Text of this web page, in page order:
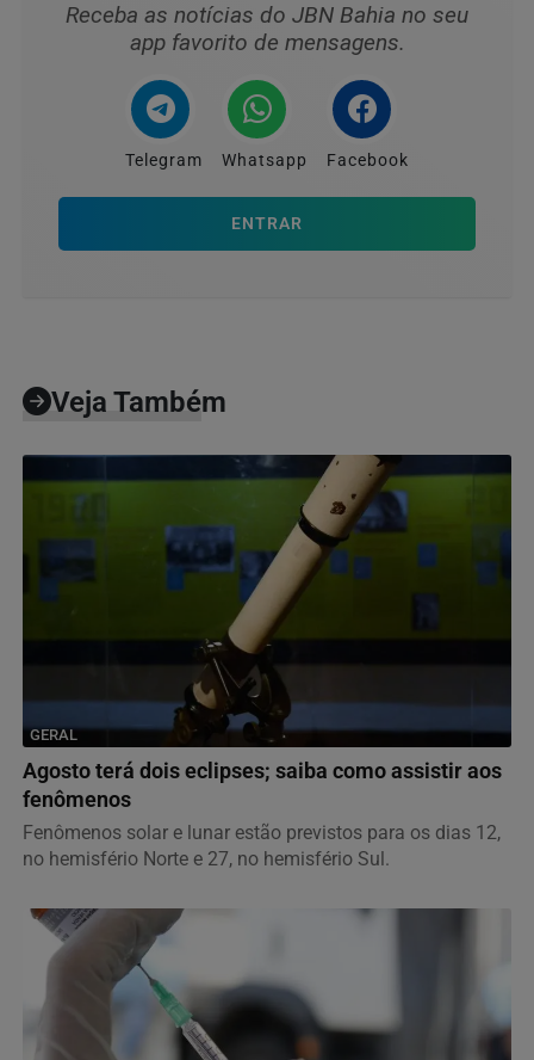
Receba as notícias do JBN Bahia no seu
app favorito de mensagens.
Telegram Whatsapp Facebook
ENTRAR
Veja Também
GERAL
Agosto terá dois eclipses; saiba como assistir aos
fenômenos
Fenômenos solar e lunar estão previstos para os dias 12,
no hemisfério Norte e 27, no hemisfério Sul.